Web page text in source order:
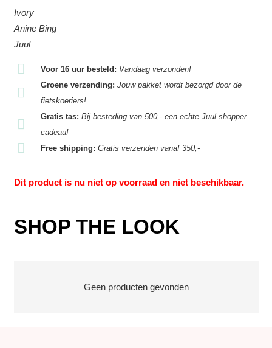
Ivory
Anine Bing
Juul
Voor 16 uur besteld: Vandaag verzonden!
Groene verzending: Jouw pakket wordt bezorgd door de
fietskoeriers!
Gratis tas: Bij besteding van 500,- een echte Juul shopper
cadeau!
Free shipping: Gratis verzenden vanaf 350,-
Dit product is nu niet op voorraad en niet beschikbaar.
SHOP THE LOOK
Geen producten gevonden